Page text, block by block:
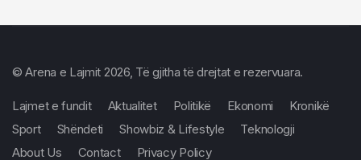
© Arena e Lajmit 2026, Të gjitha të drejtat e rezervuara.
Lajmet e fundit Aktualitet Politikë Ekonomi
Kronikë
Sport
Shëndeti Showbiz & Lifestyle
Teknologji
About Us
Contact Privacy Policy